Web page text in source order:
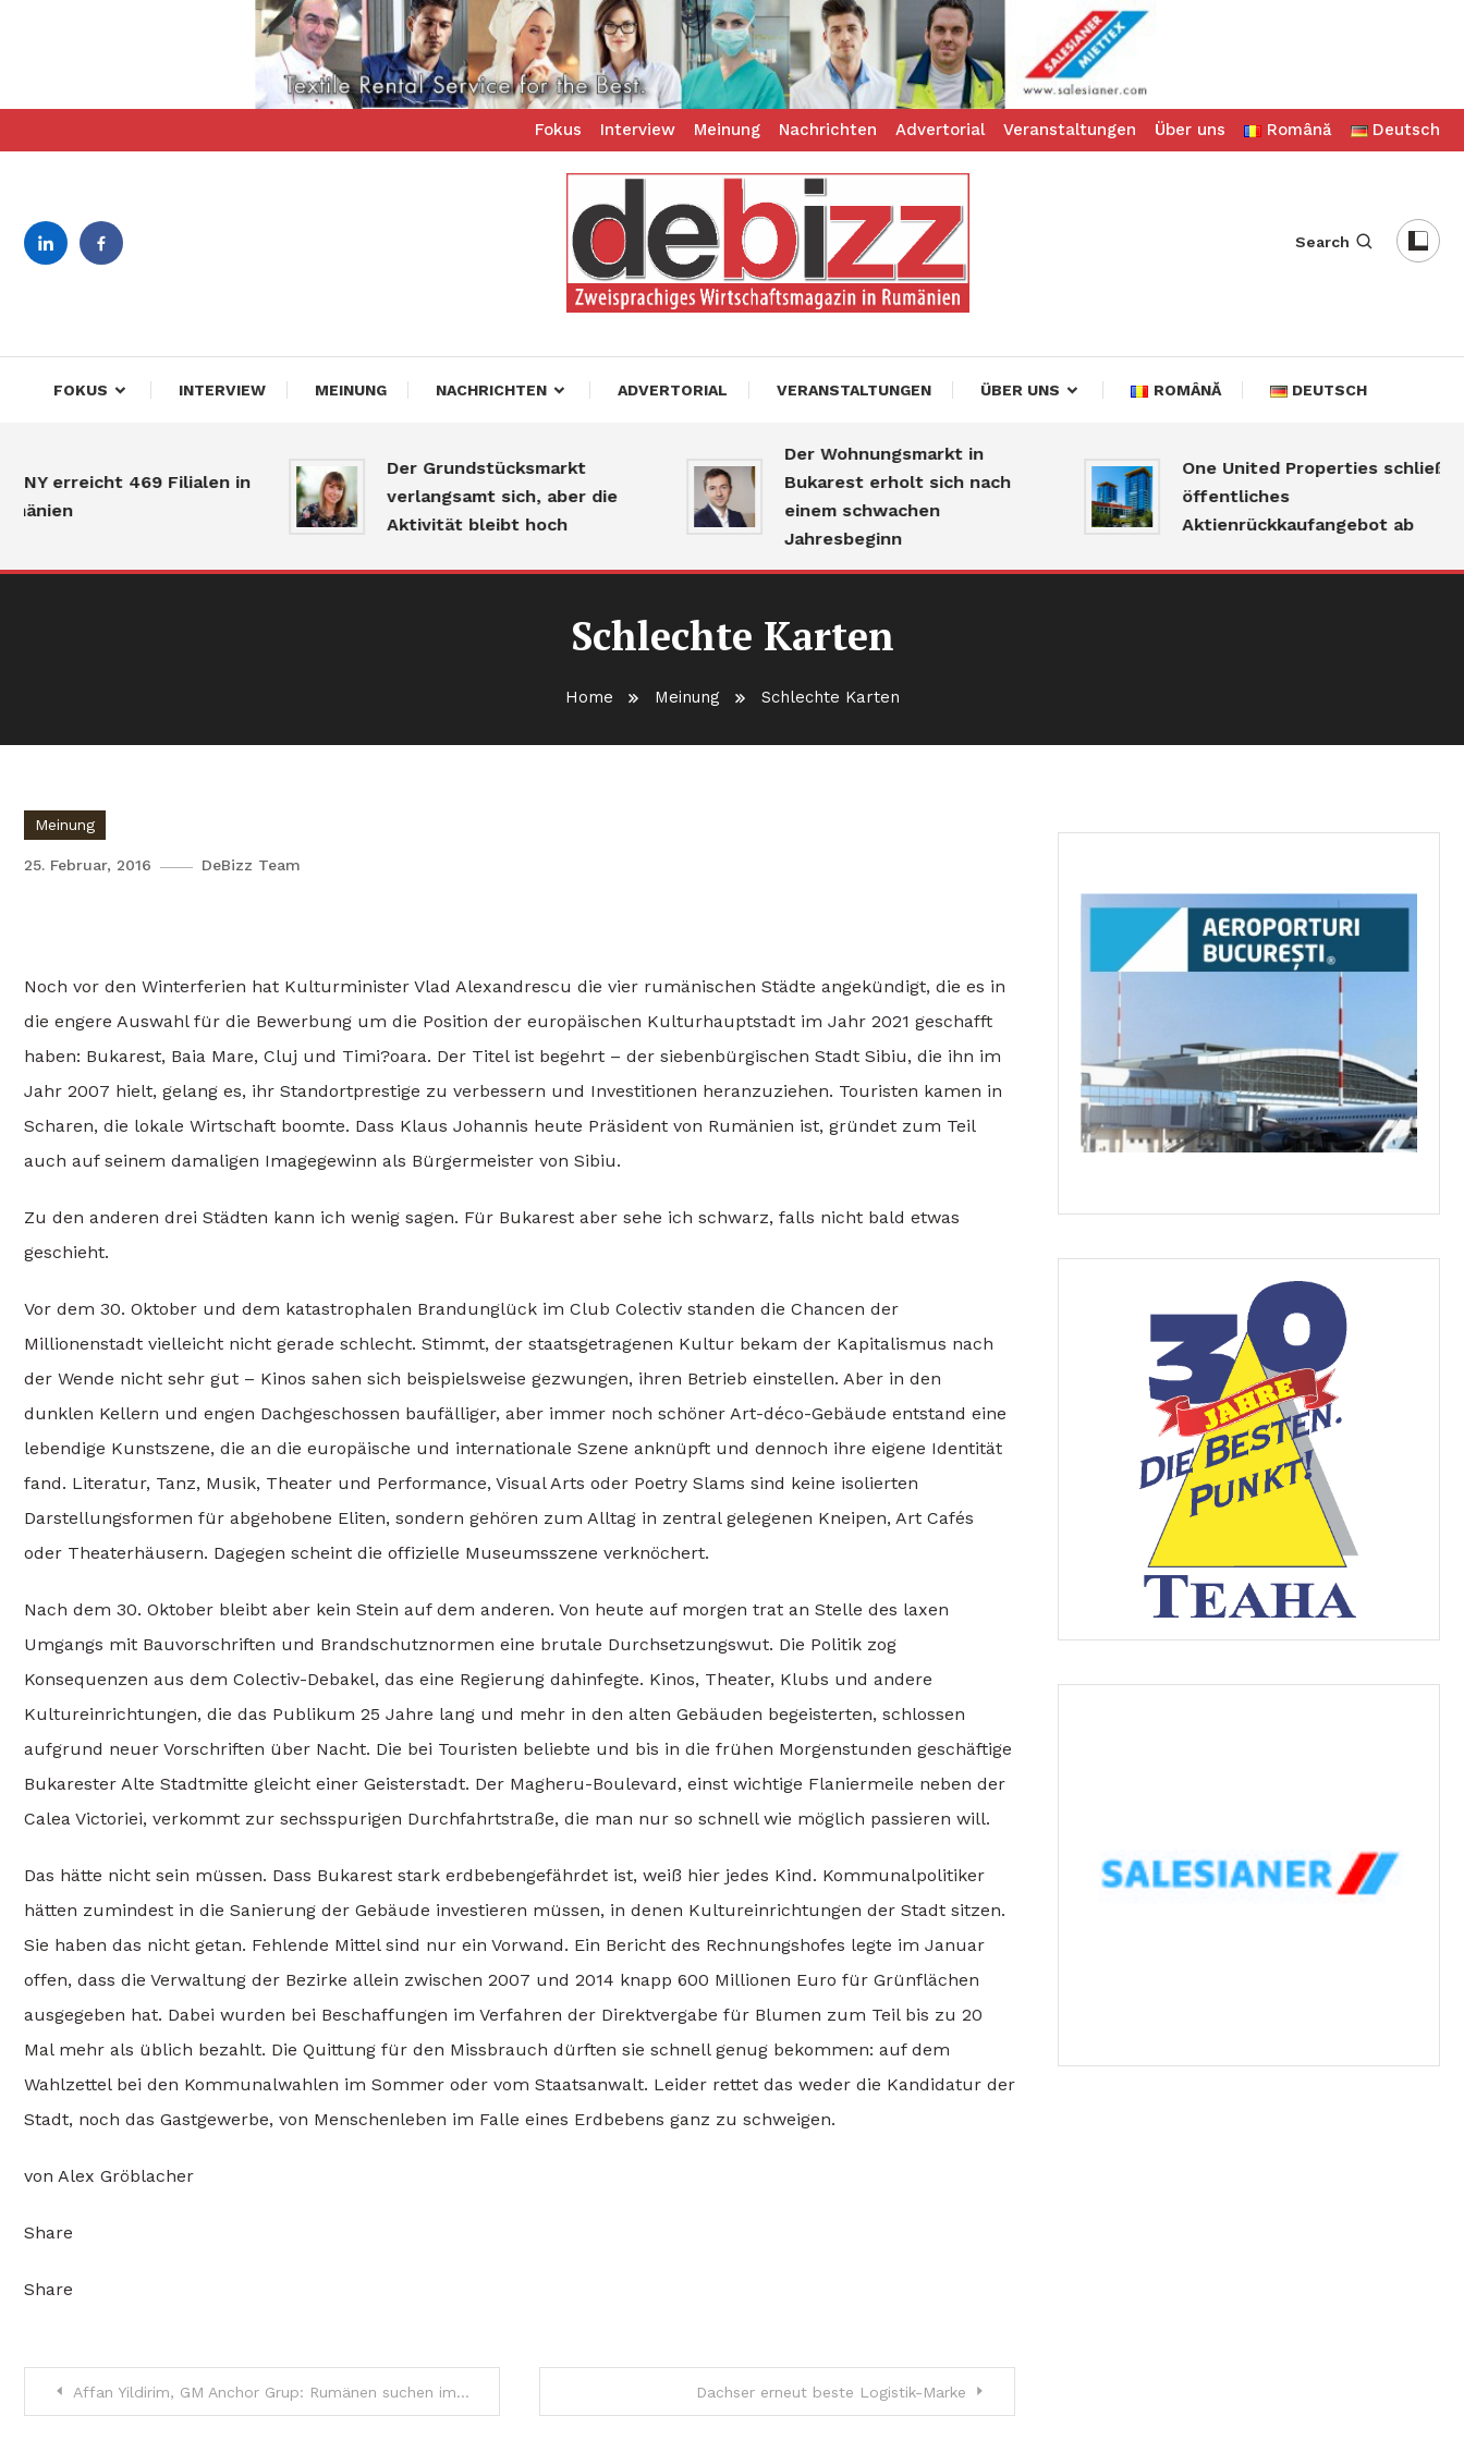
To
Fokus Interview Meinung Nachrichten Advertorial Veranstaltungen Über uns Română Deutsch
DeBizz
Search
FOKUS INTERVIEW MEINUNG NACHRICHTEN ADVERTORIAL VERANSTALTUNGEN ÜBER UNS ROMÂNĂ DEUTSCH
erreicht 469 Filialen in
Der Grundstücksmarkt
verlangsamt sich, aber die
Aktivität bleibt hoch
Der Wohnungsmarkt in
Bukarest erholt sich nach
einem schwachen
Jahresbeginn
One United Properties schließt
öffentliches
Aktienrückkaufangebot ab
Schlechte Karten
Home Meinung Schlechte Karten
Meinung
25. Februar, 2016 DeBizz Team
Noch vor den Winterferien hat Kulturminister Vlad Alexandrescu die vier rumänischen Städte angekündigt, die es in
die engere Auswahl für die Bewerbung um die Position der europäischen Kulturhauptstadt im Jahr 2021 geschafft
haben: Bukarest, Baia Mare, Cluj und Timi?oara. Der Titel ist begehrt – der siebenbürgischen Stadt Sibiu, die ihn im
Jahr 2007 hielt, gelang es, ihr Standortprestige zu verbessern und Investitionen heranzuziehen. Touristen kamen in
Scharen, die lokale Wirtschaft boomte. Dass Klaus Johannis heute Präsident von Rumänien ist, gründet zum Teil
auch auf seinem damaligen Imagegewinn als Bürgermeister von Sibiu.
Zu den anderen drei Städten kann ich wenig sagen. Für Bukarest aber sehe ich schwarz, falls nicht bald etwas
geschieht.
Vor dem 30. Oktober und dem katastrophalen Brandunglück im Club Colectiv standen die Chancen der
Millionenstadt vielleicht nicht gerade schlecht. Stimmt, der staatsgetragenen Kultur bekam der Kapitalismus nach
der Wende nicht sehr gut – Kinos sahen sich beispielsweise gezwungen, ihren Betrieb einstellen. Aber in den
dunklen Kellern und engen Dachgeschossen baufälliger, aber immer noch schöner Art-déco-Gebäude entstand eine
lebendige Kunstszene, die an die europäische und internationale Szene anknüpft und dennoch ihre eigene Identität
fand. Literatur, Tanz, Musik, Theater und Performance, Visual Arts oder Poetry Slams sind keine isolierten
Darstellungsformen für abgehobene Eliten, sondern gehören zum Alltag in zentral gelegenen Kneipen, Art Cafés
oder Theaterhäusern. Dagegen scheint die offizielle Museumsszene verknöchert.
Nach dem 30. Oktober bleibt aber kein Stein auf dem anderen. Von heute auf morgen trat an Stelle des laxen
Umgangs mit Bauvorschriften und Brandschutznormen eine brutale Durchsetzungswut. Die Politik zog
Konsequenzen aus dem Colectiv-Debakel, das eine Regierung dahinfegte. Kinos, Theater, Klubs und andere
Kultureinrichtungen, die das Publikum 25 Jahre lang und mehr in den alten Gebäuden begeisterten, schlossen
aufgrund neuer Vorschriften über Nacht. Die bei Touristen beliebte und bis in die frühen Morgenstunden geschäftige
Bukarester Alte Stadtmitte gleicht einer Geisterstadt. Der Magheru-Boulevard, einst wichtige Flaniermeile neben der
Calea Victoriei, verkommt zur sechsspurigen Durchfahrtstraße, die man nur so schnell wie möglich passieren will.
Das hätte nicht sein müssen. Dass Bukarest stark erdbebengefährdet ist, weiß hier jedes Kind. Kommunalpolitiker
hätten zumindest in die Sanierung der Gebäude investieren müssen, in denen Kultureinrichtungen der Stadt sitzen.
Sie haben das nicht getan. Fehlende Mittel sind nur ein Vorwand. Ein Bericht des Rechnungshofes legte im Januar
offen, dass die Verwaltung der Bezirke allein zwischen 2007 und 2014 knapp 600 Millionen Euro für Grünflächen
ausgegeben hat. Dabei wurden bei Beschaffungen im Verfahren der Direktvergabe für Blumen zum Teil bis zu 20
Mal mehr als üblich bezahlt. Die Quittung für den Missbrauch dürften sie schnell genug bekommen: auf dem
Wahlzettel bei den Kommunalwahlen im Sommer oder vom Staatsanwalt. Leider rettet das weder die Kandidatur der
Stadt, noch das Gastgewerbe, von Menschenleben im Falle eines Erdbebens ganz zu schweigen.
von Alex Gröblacher
Share
Share
Beitragsnavigation
Affan Yildirim, GM Anchor Grup: Rumänen suchen immer das Neue. Modern sein und sich neu erfinden, ist ausschlaggebend im Immobiliengeschäft Dachser erneut beste Logistik-Marke